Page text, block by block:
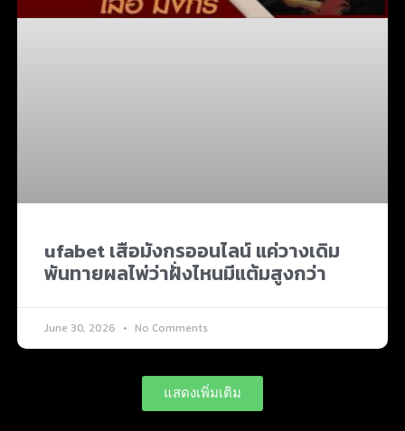
ufabet เสือมังกรออนไลน์ แค่วางเดิม
พันทายผลไพ่ว่าฝั่งไหนมีแต้มสูงกว่า
June 30, 2026 No Comments
แสดงเพิ่มเติม